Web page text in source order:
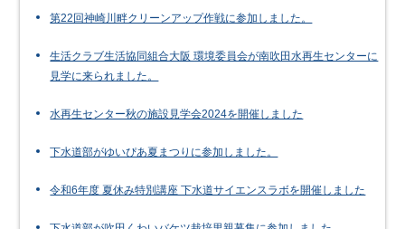
第22回神崎川畔クリーンアップ作戦に参加しました。
生活クラブ生活協同組合大阪 環境委員会が南吹田水再生センターに
見学に来られました。
水再生センター秋の施設見学会2024を開催しました
下水道部がゆいぴあ夏まつりに参加しました。
令和6年度 夏休み特別講座 下水道サイエンスラボを開催しました